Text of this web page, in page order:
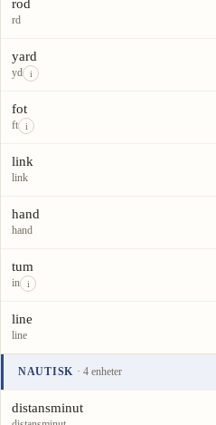
rod
rd
yard
yd i
fot
ft i
link
link
hand
hand
tum
in i
line
line
NAUTISK · 4 enheter
Enhet Värde Åtgärder
distansminut